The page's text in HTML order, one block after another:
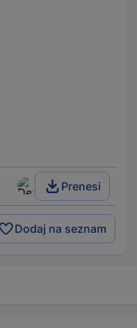
Prenesi
Dodaj na seznam